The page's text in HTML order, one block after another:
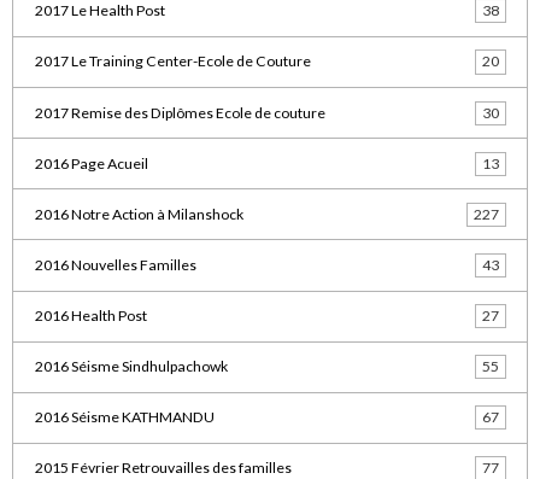
2017 Le Health Post 38
2017 Le Training Center-Ecole de Couture 20
2017 Remise des Diplômes Ecole de couture 30
2016 Page Acueil 13
2016 Notre Action à Milanshock 227
2016 Nouvelles Familles 43
2016 Health Post 27
2016 Séisme Sindhulpachowk 55
2016 Séisme KATHMANDU 67
2015 Février Retrouvailles des familles 77